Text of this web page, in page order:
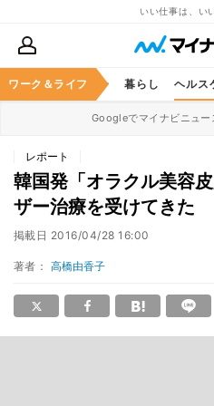
いい仕事は、い
ワーク＆ライフ
ススキル マネー 暮らし ヘルス
Googleでマイナビニュー
レポート
韓国発「オラクル美容
ザー治療を受けてきた
掲載日 2016/04/28 16:00
著者： 高橋由香子